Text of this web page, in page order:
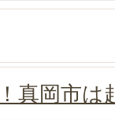
真岡市は